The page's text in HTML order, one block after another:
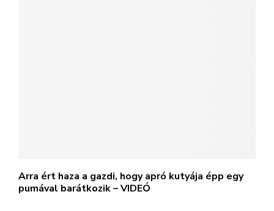
Arra ért haza a gazdi, hogy apró kutyája épp egy
pumával barátkozik – VIDEÓ